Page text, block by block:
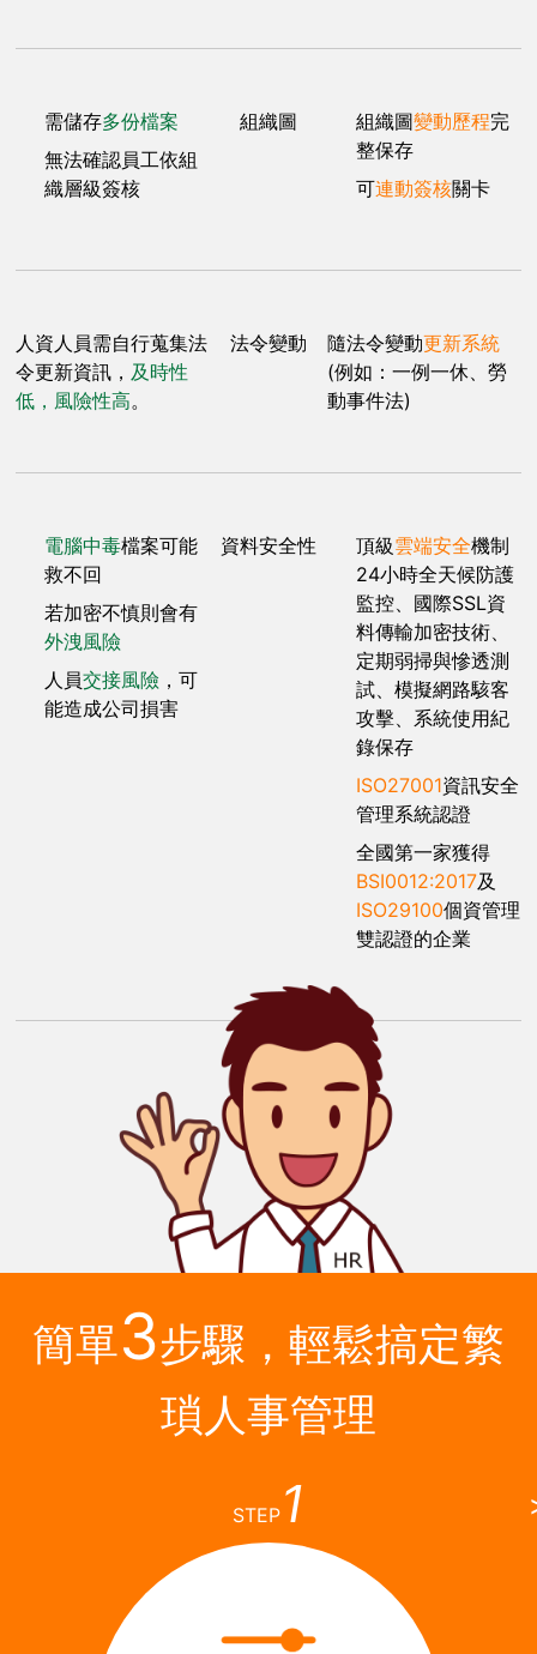
需儲存多份檔案
無法確認員工依組
織層級簽核
組織圖 組織圖變動歷程完
整保存
可連動簽核關卡
人資人員需自行蒐集法
令更新資訊， 及時性
低，風險性高。
法令變動 隨法令變動更新系統
(例如：一例一休、勞
動事件法)
電腦中毒檔案可能
救不回
若加密不慎則會有
外洩風險
人員交接風險 ，可
能造成公司損害
資料安全性 頂級雲端安全機制
24小時全天候防護
監控、國際SSL資
料傳輸加密技術、
定期弱掃與慘透測
試、模擬網路駭客
攻擊、系統使用紀
錄保存
ISO27001資訊安全
管理系統認證
全國第一家獲得
BSI0012:2017及
ISO29100個資管理
雙認證的企業
簡單3步驟，輕鬆搞定繁
瑣人事管理
STEP 1